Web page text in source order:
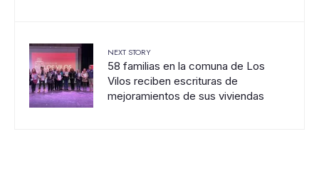
NEXT STORY
58 familias en la comuna de Los
Vilos reciben escrituras de
mejoramientos de sus viviendas